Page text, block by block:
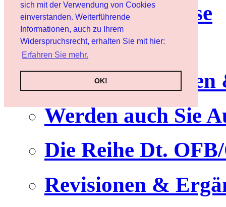
sich mit der Verwendung von Cookies
einverstanden. Weiterführende
Informationen, auch zu Ihrem
Widerspruchsrecht, erhalten Sie mit hier:
Erfahren Sie mehr.
OK!
Nutzungshinweise
Service
Werden auch Sie
Die Reihe Dt.
Revisionen &